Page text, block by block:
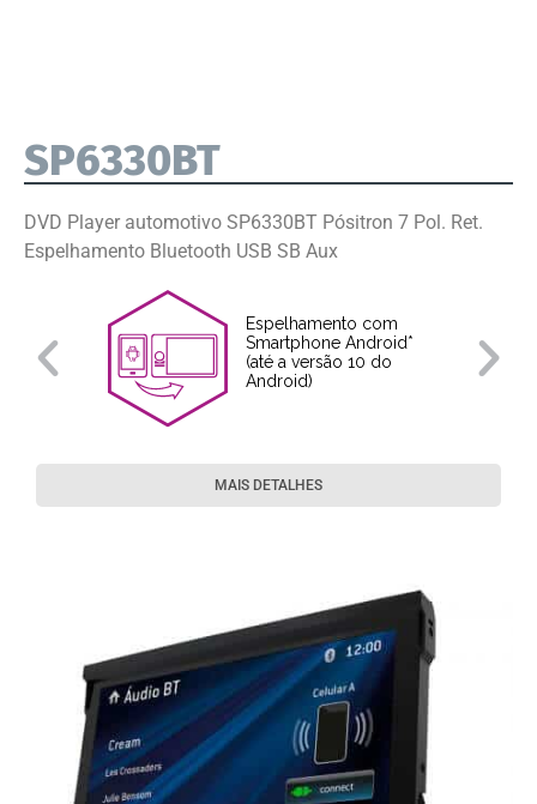
SP6330BT
DVD Player automotivo SP6330BT Pósitron 7 Pol. Ret.
Espelhamento Bluetooth USB SB Aux
Espelhamento com
Smartphone Android*
(até a versão 10 do
Android)
MAIS DETALHES